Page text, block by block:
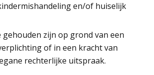
en/of huiselijk
gehouden zijn op grond van een
of in een kracht van
rechterlijke uitspraak.